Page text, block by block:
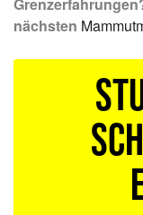
nächsten